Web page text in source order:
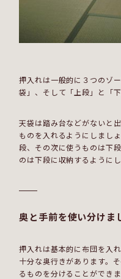
押入れは一般的に３つのゾ
袋」、そして「上段」と「下
天袋は踏み台などがないと
ものを入れるようにしまし
段、その次に使うものは下
のは下段に収納するようにし
奥と手前を使い分けま
押入れは基本的に布団を入
十分な奥行きがあります。
るものを分けることができま